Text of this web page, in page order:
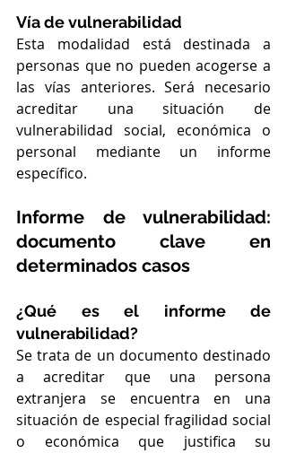
Vía de vulnerabilidad
Esta modalidad está destinada a
personas que no pueden acogerse a
las vías anteriores. Será necesario
acreditar una situación de
vulnerabilidad social, económica o
personal mediante un informe
específico.
Informe de vulnerabilidad:
documento clave en
determinados casos
¿Qué es el informe de
vulnerabilidad?
Se trata de un documento destinado
a acreditar que una persona
extranjera se encuentra en una
situación de especial fragilidad social
o económica que justifica su